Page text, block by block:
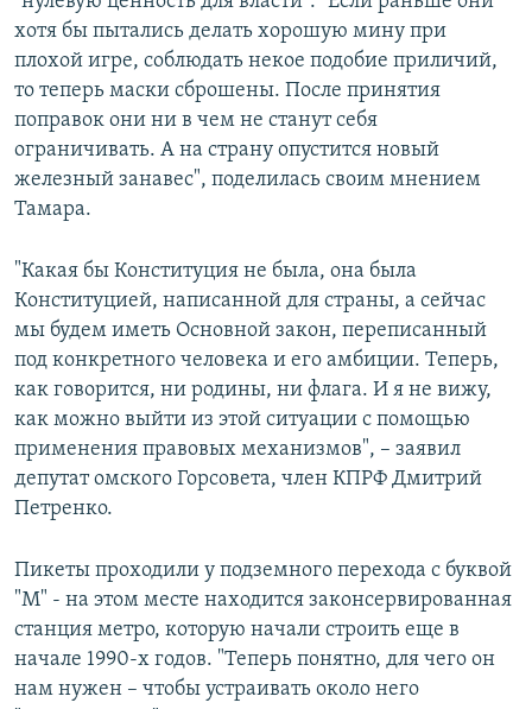
хотя бы пытались делать хорошую мину при
плохой игре, соблюдать некое подобие приличий,
то теперь маски сброшены. После принятия
поправок они ни в чем не станут себя
ограничивать. А на страну опустится новый
железный занавес", поделилась своим мнением
Тамара.
"Какая бы Конституция не была, она была
Конституцией, написанной для страны, а сейчас
мы будем иметь Основной закон, переписанный
под конкретного человека и его амбиции. Теперь,
как говорится, ни родины, ни флага. И я не вижу,
как можно выйти из этой ситуации с помощью
применения правовых механизмов", – заявил
депутат омского Горсовета, член КПРФ Дмитрий
Петренко.
Пикеты проходили у подземного перехода с буквой
"М" - на этом месте находится законсервированная
станция метро, которую начали строить еще в
начале 1990-х годов. "Теперь понятно, для чего ​он
нам нужен – чтобы устраивать около него